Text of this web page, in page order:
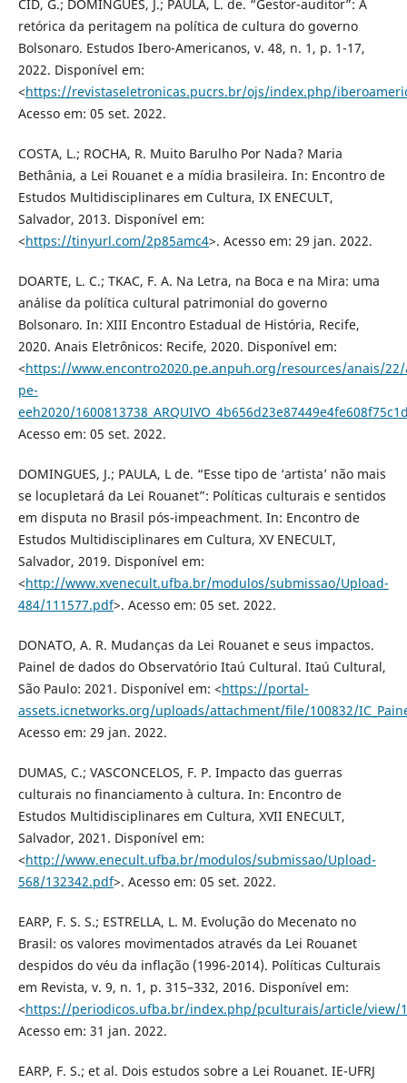
CID, G.; DOMINGUES, J.; PAULA, L. de. “Gestor-auditor”: A
retórica da peritagem na política de cultura do governo
Bolsonaro. Estudos Ibero-Americanos, v. 48, n. 1, p. 1-17,
2022. Disponível em:
<https://revistaseletronicas.pucrs.br/ojs/index.php/
Acesso em: 05 set. 2022.
COSTA, L.; ROCHA, R. Muito Barulho Por Nada? Maria
Bethânia, a Lei Rouanet e a mídia brasileira. In: Encontro de
Estudos Multidisciplinares em Cultura, IX ENECULT,
Salvador, 2013. Disponível em:
<https://tinyurl.com/2p85amc4>. Acesso em: 29 jan. 2022.
DOARTE, L. C.; TKAC, F. A. Na Letra, na Boca e na Mira: uma
análise da política cultural patrimonial do governo
Bolsonaro. In: XIII Encontro Estadual de História, Recife,
2020. Anais Eletrônicos: Recife, 2020. Disponível em:
<https://www.encontro2020.pe.anpuh.org/resources/anais/
pe-
eeh2020/
Acesso em: 05 set. 2022.
DOMINGUES, J.; PAULA, L de. “Esse tipo de ‘artista’ não mais
se locupletará da Lei Rouanet”: Políticas culturais e sentidos
em disputa no Brasil pós-impeachment. In: Encontro de
Estudos Multidisciplinares em Cultura, XV ENECULT,
Salvador, 2019. Disponível em:
<http://www.xvenecult.ufba.br/modulos/submissao/Upload-
484/111577.pdf>. Acesso em: 05 set. 2022.
DONATO, A. R. Mudanças da Lei Rouanet e seus impactos.
Painel de dados do Observatório Itaú Cultural. Itaú Cultural,
São Paulo: 2021. Disponível em: <https://portal-
assets.icnetworks.org/uploads/attachment/file/100832/
Acesso em: 29 jan. 2022.
DUMAS, C.; VASCONCELOS, F. P. Impacto das guerras
culturais no financiamento à cultura. In: Encontro de
Estudos Multidisciplinares em Cultura, XVII ENECULT,
Salvador, 2021. Disponível em:
<http://www.enecult.ufba.br/modulos/submissao/Upload-
568/132342.pdf>. Acesso em: 05 set. 2022.
EARP, F. S. S.; ESTRELLA, L. M. Evolução do Mecenato no
Brasil: os valores movimentados através da Lei Rouanet
despidos do véu da inflação (1996-2014). Políticas Culturais
em Revista, v. 9, n. 1, p. 315–332, 2016. Disponível em:
<https://periodicos.ufba.br/index.php/pculturais/article/view/
Acesso em: 31 jan. 2022.
EARP, F. S.; et al. Dois estudos sobre a Lei Rouanet. IE-UFRJ